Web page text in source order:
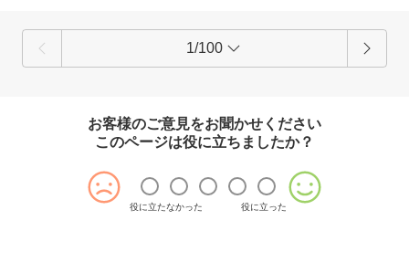
1/100
お客様のご意見をお聞かせください
このページは役に立ちましたか？
役に立たなかった 役に立った